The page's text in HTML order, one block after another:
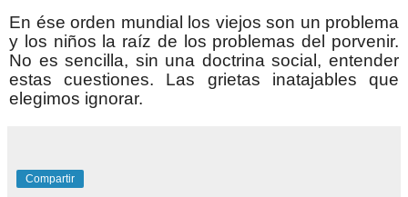
En ése orden mundial los viejos son un problema
y los niños la raíz de los problemas del porvenir.
No es sencilla, sin una doctrina social, entender
estas cuestiones. Las grietas inatajables que
elegimos ignorar.
Compartir